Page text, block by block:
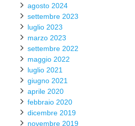
agosto 2024
settembre 2023
luglio 2023
marzo 2023
settembre 2022
maggio 2022
luglio 2021
giugno 2021
aprile 2020
febbraio 2020
dicembre 2019
novembre 2019